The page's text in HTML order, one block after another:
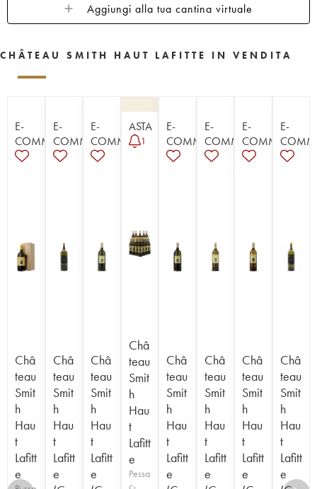
Aggiungi alla tua cantina virtuale
CHÂTEAU SMITH HAUT LAFITTE IN VENDITA
E-
COMMERCE
Châ
teau
Smit
h
Hau
t
Lafitt
e
E-
COMMERCE
Châ
teau
Smit
h
Hau
t
Lafitt
e
E-
COMMERCE
Châ
teau
Smit
h
Hau
t
Lafitt
e
ASTA
1
Châ
teau
Smit
h
Hau
t
Lafitt
e
Pessa
c-
E-
COMMERCE
Châ
teau
Smit
h
Hau
t
Lafitt
e
E-
COMMERCE
Châ
teau
Smit
h
Hau
t
Lafitt
e
E-
COMMERCE
Châ
teau
Smit
h
Hau
t
Lafitt
e
E-
Châ
teau
Smit
h
Hau
t
Lafitt
e